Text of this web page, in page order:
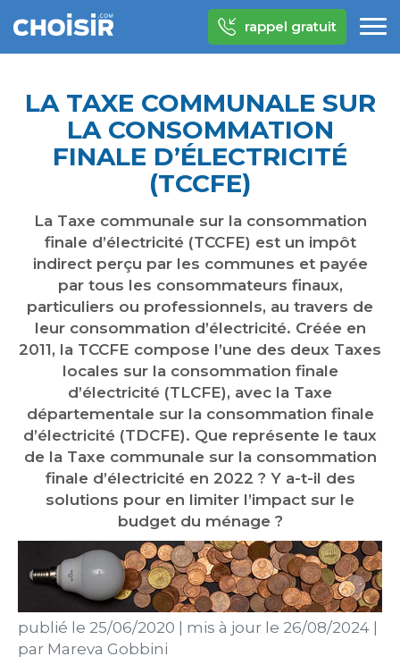
rappel gratuit
LA TAXE COMMUNALE SUR
LA CONSOMMATION
FINALE D’ÉLECTRICITÉ
(TCCFE)
La Taxe communale sur la consommation
finale d’électricité (TCCFE) est un impôt
indirect perçu par les communes et payée
par tous les consommateurs finaux,
particuliers ou professionnels, au travers de
leur consommation d’électricité. Créée en
2011, la TCCFE compose l’une des deux Taxes
locales sur la consommation finale
d’électricité (TLCFE), avec la Taxe
départementale sur la consommation finale
d’électricité (TDCFE). Que représente le taux
de la Taxe communale sur la consommation
finale d’électricité en 2022 ? Y a-t-il des
solutions pour en limiter l’impact sur le
budget du ménage ?
publié le 25/06/2020 mis à jour le 26/08/2024
par Mareva Gobbini